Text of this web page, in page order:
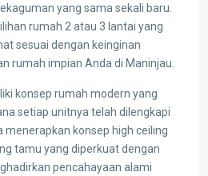
yang sama sekali baru.
rumah 2 atau 3 lantai yang
sesuai dengan keinginan
rumah impian Anda di Maninjau.
konsep rumah modern yang
setiap unitnya telah dilengkapi
menerapkan konsep high ceiling
tamu yang diperkuat dengan
pencahayaan alami